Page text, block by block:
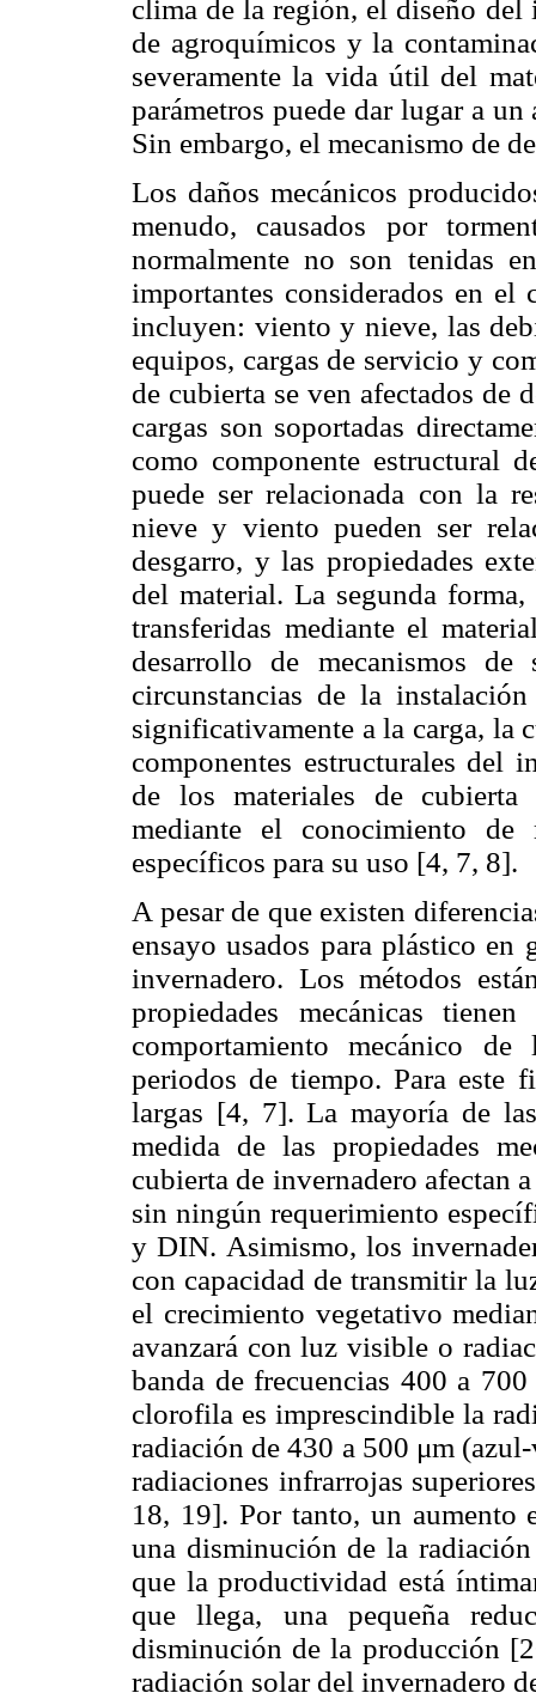
clima de la región, el diseño
de agroquímicos y la
severamente la vida útil del
parámetros puede dar lugar a
Sin embargo, el mecanismo de
Los daños mecánicos
menudo, causados por
normalmente no son tenidas
importantes considerados en el
incluyen: viento y nieve, las
equipos, cargas de servicio y
de cubierta se ven afectados de
cargas son soportadas
como componente estructural
puede ser relacionada con la
nieve y viento pueden ser
desgarro, y las propiedades
del material. La segunda
transferidas mediante el
desarrollo de mecanismos
circunstancias de la
significativamente a la carga, la
componentes estructurales del
de los materiales de cubierta
mediante el conocimiento de
específicos para su uso [4, 7, 8].
A pesar de que existen
ensayo usados para plástico en
invernadero. Los métodos
propiedades mecánicas
comportamiento mecánico
periodos de tiempo. Para este
largas [4, 7]. La mayoría de
medida de las propiedades
cubierta de invernadero afectan
sin ningún requerimiento
y DIN. Asimismo, los
con capacidad de transmitir la
el crecimiento vegetativo
avanzará con luz visible o
banda de frecuencias 400 a
clorofila es imprescindible la
radiación de 430 a 500 μm
radiaciones infrarrojas
18, 19]. Por tanto, un aumento
una disminución de la
que la productividad está
que llega, una pequeña
disminución de la producción
radiación solar del invernadero